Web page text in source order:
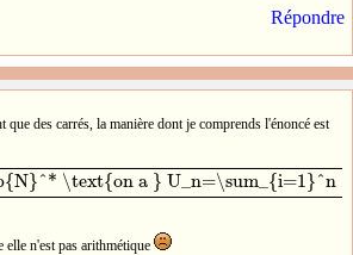
Répondre
des carrés, la manière dont je comprends l'énoncé est
\text{on a } U_n=\sum_{i=1}^n
\text{on a } U_n=\sum_{i=1}^n (2i-1)=n^2
elle n'est pas arithmétique